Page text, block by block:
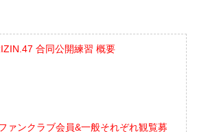
合同公開練習 概要
ァンクラブ会員&一般それぞれ観覧募